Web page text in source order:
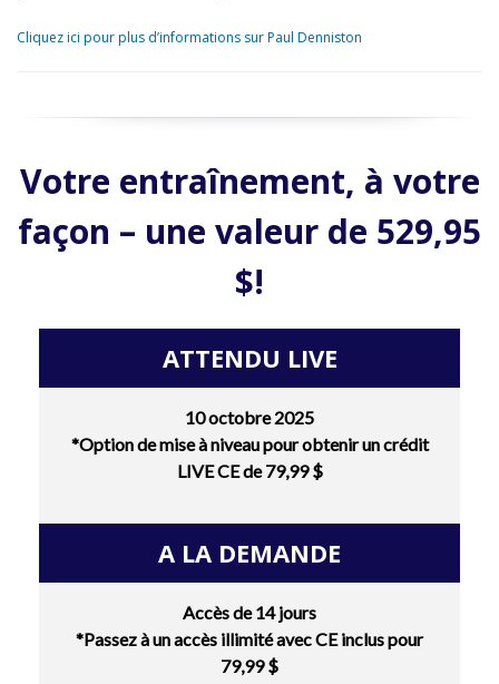
Cliquez ici pour plus d’informations sur Paul Denniston
Votre entraînement, à votre
façon – une valeur de 529,95
$!
ATTENDU LIVE
10 octobre 2025
*Option de mise à niveau pour obtenir un crédit
LIVE CE de 79,99 $
A LA DEMANDE
Accès de 14 jours
*Passez à un accès illimité avec CE inclus pour
79,99 $